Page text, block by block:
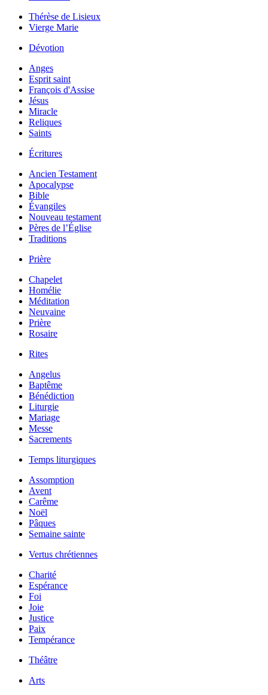
Thérèse de Lisieux
Vierge Marie
Dévotion
Anges
Esprit saint
François d'Assise
Jésus
Miracle
Reliques
Saints
Écritures
Ancien Testament
Apocalypse
Bible
Évangiles
Nouveau testament
Pères de l’Église
Traditions
Prière
Chapelet
Homélie
Méditation
Neuvaine
Prière
Rosaire
Rites
Angelus
Baptême
Bénédiction
Liturgie
Mariage
Messe
Sacrements
Temps liturgiques
Assomption
Avent
Carême
Noël
Pâques
Semaine sainte
Vertus chrétiennes
Charité
Espérance
Foi
Joie
Justice
Paix
Tempérance
Théâtre
Arts